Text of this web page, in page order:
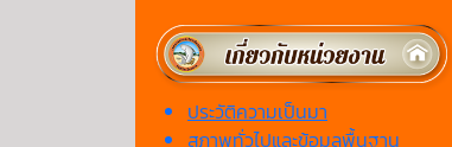
ประวัติความเป็นมา
สภาพทั่วไปและข้อมูลพื้นฐาน